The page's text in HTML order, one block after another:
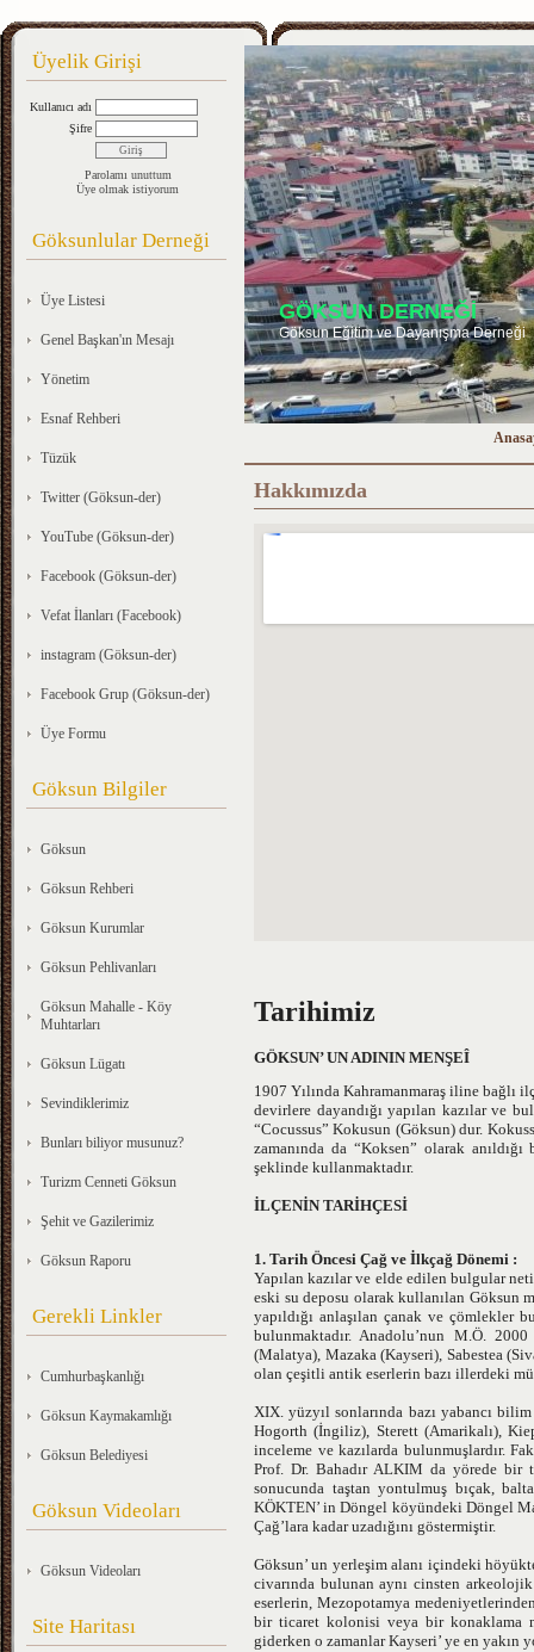
Üyelik Girişi
Kullanıcı adı
Şifre
Parolamı unuttum
Üye olmak istiyorum
Göksunlular Derneği
Üye Listesi
Genel Başkan'ın Mesajı
Yönetim
Esnaf Rehberi
Tüzük
Twitter (Göksun-der)
YouTube (Göksun-der)
Facebook (Göksun-der)
Vefat İlanları (Facebook)
instagram (Göksun-der)
Facebook Grup (Göksun-der)
Üye Formu
Göksun Bilgiler
Göksun
Göksun Rehberi
Göksun Kurumlar
Göksun Pehlivanları
Göksun Mahalle - Köy
Muhtarları
Göksun Lügatı
Sevindiklerimiz
Bunları biliyor musunuz?
Turizm Cenneti Göksun
Şehit ve Gazilerimiz
Göksun Raporu
Gerekli Linkler
Cumhurbaşkanlığı
Göksun Kaymakamlığı
Göksun Belediyesi
Göksun Videoları
Göksun Videoları
Site Haritası
GÖKSUN DERNEĞİ
Göksun Eğitim ve Dayanışma Derneği
Hakkımızda
Tarihimiz
GÖKSUN’ UN ADININ MENŞEÎ
1907 Yılında Kahramanmaraş iline
devirlere dayandığı yapılan kazılar ve
“Cocussus” Kokusun (Göksun) dur.
zamanında da “Koksen” olarak
şeklinde kullanmaktadır.
İLÇENİN TARİHÇESİ
1. Tarih Öncesi Çağ ve İlkçağ Dönemi :
Yapılan kazılar ve elde edilen bulgular
eski su deposu olarak kullanılan Göksun
yapıldığı anlaşılan çanak ve çömlekler
bulunmaktadır. Anadolu’nun M.Ö.
(Malatya), Mazaka (Kayseri), Sabestea
olan çeşitli antik eserlerin bazı illerdeki
XIX. yüzyıl sonlarında bazı yabancı
Hogorth (İngiliz), Sterett (Amarikalı),
inceleme ve kazılarda bulunmuşlardır.
Prof. Dr. Bahadır ALKIM da yörede bir
sonucunda taştan yontulmuş bıçak,
KÖKTEN’ in Döngel köyündeki Döngel
Çağ’lara kadar uzadığını göstermiştir.
Göksun’ un yerleşim alanı içindeki
civarında bulunan aynı cinsten
eserlerin, Mezopotamya
bir ticaret kolonisi veya bir konaklama
giderken o zamanlar Kayseri’ ye en yakın